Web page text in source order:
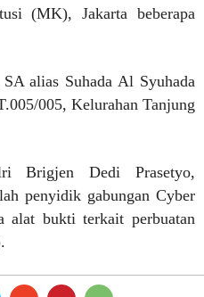
(MK), Jakarta beberapa
alias Suhada Al Syuhada
005, Kelurahan Tanjung
Brigjen Dedi Prasetyo,
penyidik gabungan Cyber
alat bukti terkait perbuatan